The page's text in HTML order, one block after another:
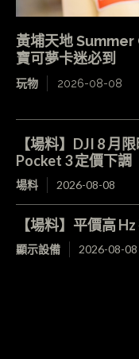
黃埔天地
寶可夢卡迷必到
玩物 2026-08-08
【場料】DJI 8 月
Pocket 3 定價下調
場料 2026-08-08
【場料】平價高
顯示設備 2026-08-08